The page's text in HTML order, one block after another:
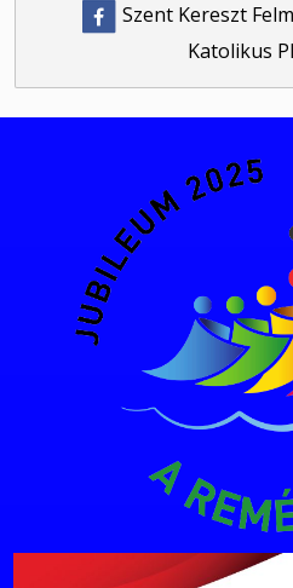
Szent Kereszt
Katolikus